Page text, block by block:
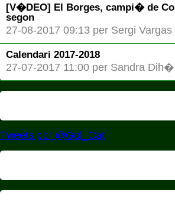
[V�DEO] El Borges, campi� de
segon
27-08-2017 09:13 per Sergi
Calendari 2017-2018
27-07-2017 11:00 per Sandra
Tweets por @Gol_Cat